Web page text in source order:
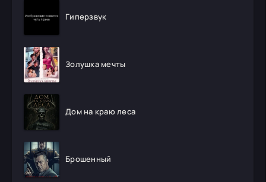
Гиперзвук
Золушка мечты
Дом на краю леса
Брошенный